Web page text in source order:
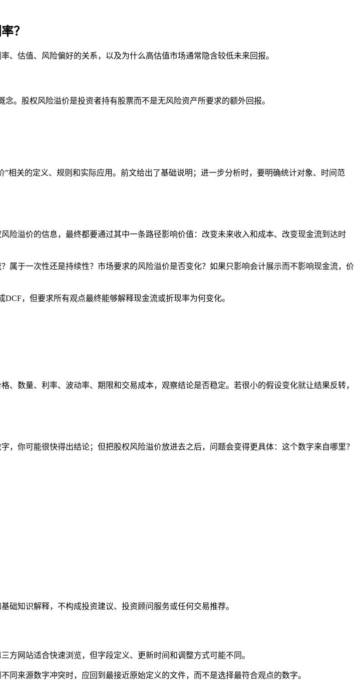
？
估值、风险偏好的关系，以及为什么高估值市场通常隐含较低未来回报。
。股权风险溢价是投资者持有股票而不是无风险资产所要求的额外回报。
相关的定义、规则和实际应用。前文给出了基础说明；进一步分析时，要明确统计对象、时间范
险溢价的信息，最终都要通过其中一条路径影响价值：改变未来收入和成本、改变现金流到达时
属于一次性还是持续性？市场要求的风险溢价是否变化？如果只影响会计展示而不影响现金流，价
DCF，但要求所有观点最终能够解释现金流或折现率为何变化。
数量、利率、波动率、期限和交易成本，观察结论是否稳定。若很小的假设变化就让结果反转，
，你可能很快得出结论；但把股权风险溢价放进去之后，问题会变得更具体：这个数字来自哪里？
础知识解释，不构成投资建议、投资顾问服务或任何交易推荐。
网站适合快速浏览，但字段定义、更新时间和调整方式可能不同。
来源数字冲突时，应回到最接近原始定义的文件，而不是选择最符合观点的数字。